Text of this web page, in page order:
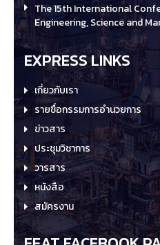
The 15th International
Engineering, Science and
EXPRESS LINKS
เกี่ยวกับเรา
รายชื่อกรรมการอำนวยการ
ข่าวสาร
ประชุมวิชาการ
วารสาร
หนังสือ
สมัครงาน